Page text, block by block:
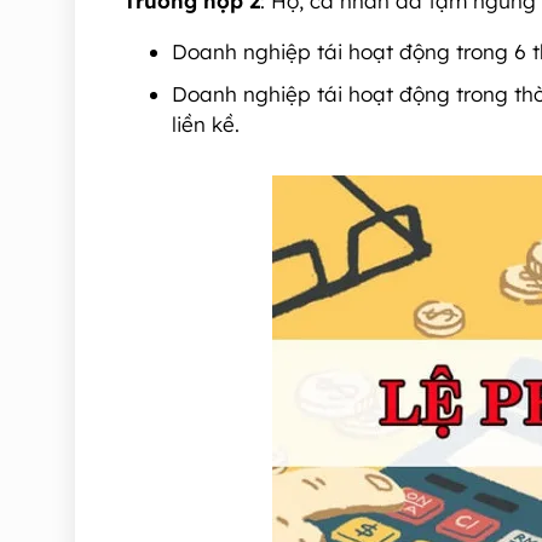
Doanh nghiệp tái hoạt động trong 6
Doanh nghiệp tái hoạt động trong
liền kề.